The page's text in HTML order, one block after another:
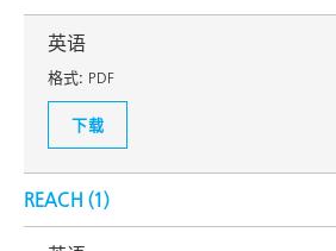
英语
格式: PDF
下载
REACH (1)